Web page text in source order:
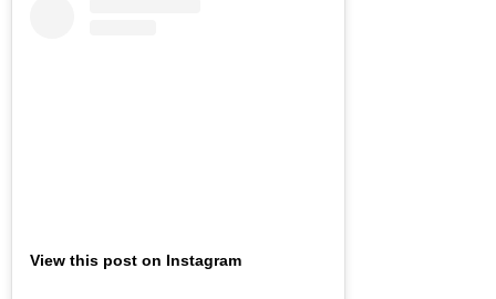
View this post on Instagram